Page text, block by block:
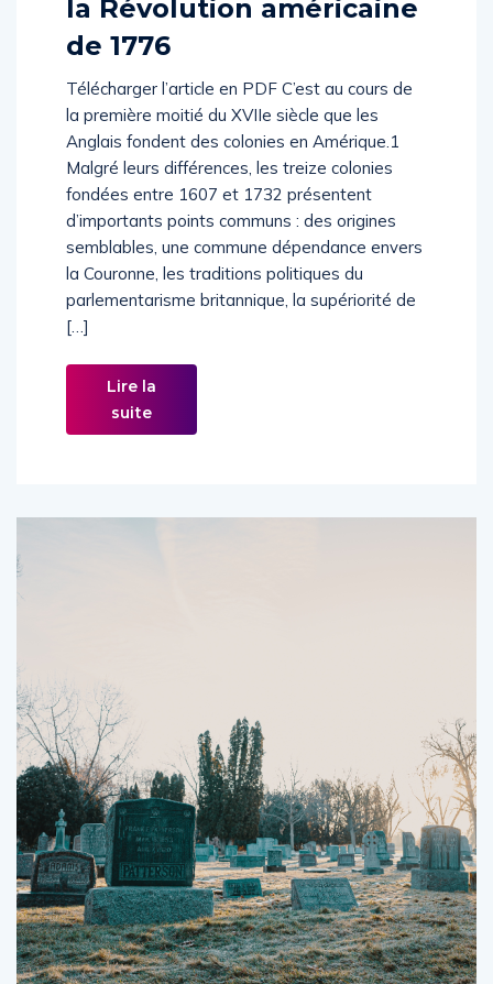
la Révolution américaine
de 1776
Télécharger l’article en PDF C’est au cours de
la première moitié du XVIIe siècle que les
Anglais fondent des colonies en Amérique.1
Malgré leurs différences, les treize colonies
fondées entre 1607 et 1732 présentent
d’importants points communs : des origines
semblables, une commune dépendance envers
la Couronne, les traditions politiques du
parlementarisme britannique, la supériorité de
[…]
Lire la
suite